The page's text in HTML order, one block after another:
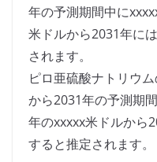
年の予測期間中に
米ドルから2031年に
されます。
ピロ亜硫酸ナトリウ
から2031年の予測期
年のxxxxx米ドルから
すると推定されます。